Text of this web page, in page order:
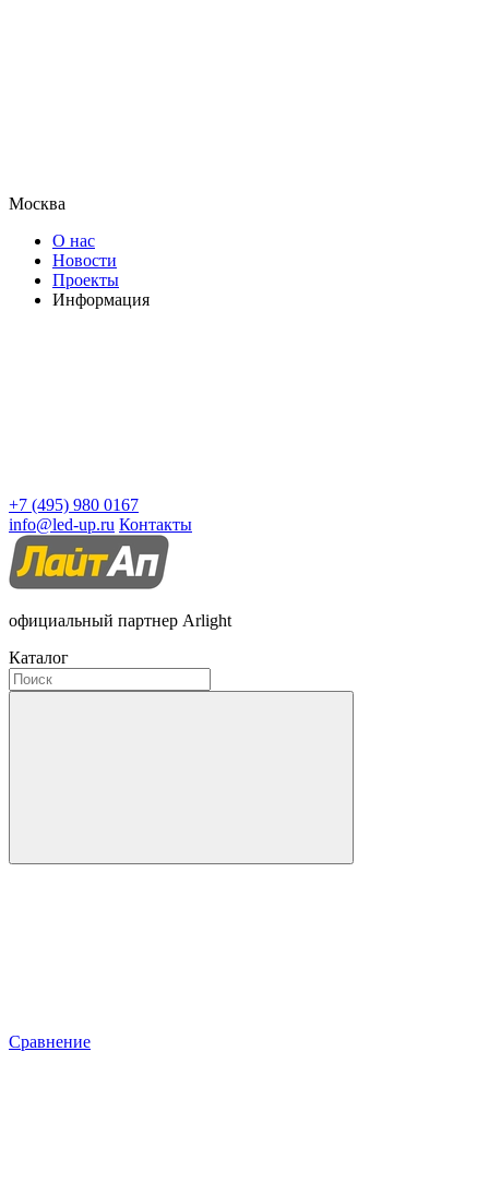
Москва
О нас
Новости
Проекты
Информация
+7 (495) 980 0167
info@led-up.ru Контакты
официальный партнер Arlight
Каталог
Сравнение